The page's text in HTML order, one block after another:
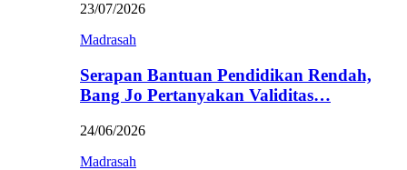
23/07/2026
Madrasah
Serapan Bantuan Pendidikan Rendah,
Bang Jo Pertanyakan Validitas…
24/06/2026
Madrasah